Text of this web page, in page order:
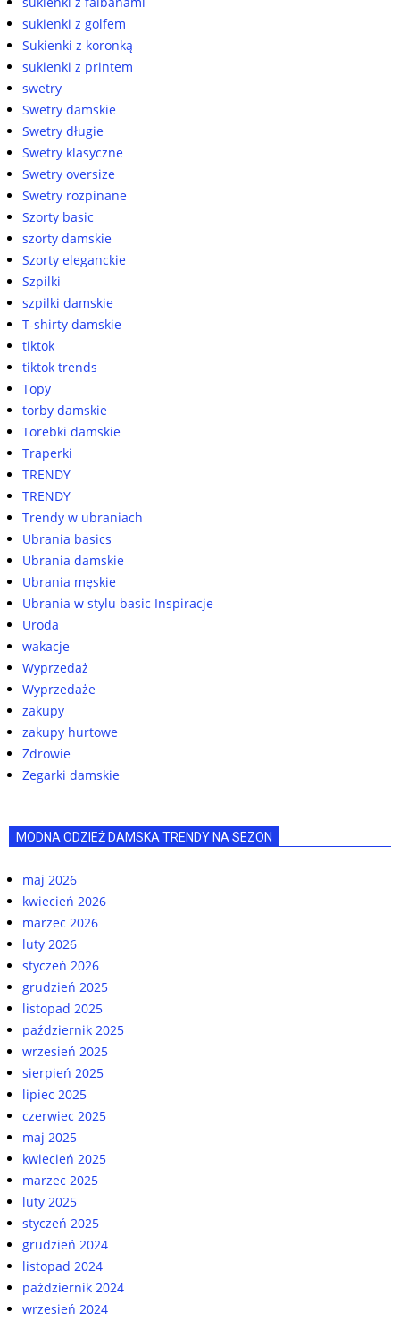
sukienki z golfem
Sukienki z koronką
sukienki z printem
swetry
Swetry damskie
Swetry długie
Swetry klasyczne
Swetry oversize
Swetry rozpinane
Szorty basic
szorty damskie
Szorty eleganckie
Szpilki
szpilki damskie
T-shirty damskie
tiktok
tiktok trends
Topy
torby damskie
Torebki damskie
Traperki
TRENDY
TRENDY
Trendy w ubraniach
Ubrania basics
Ubrania damskie
Ubrania męskie
Ubrania w stylu basic Inspiracje
Uroda
wakacje
Wyprzedaż
Wyprzedaże
zakupy
zakupy hurtowe
Zdrowie
Zegarki damskie
MODNA ODZIEŻ DAMSKA TRENDY NA SEZON
maj 2026
kwiecień 2026
marzec 2026
luty 2026
styczeń 2026
grudzień 2025
listopad 2025
październik 2025
wrzesień 2025
sierpień 2025
lipiec 2025
czerwiec 2025
maj 2025
kwiecień 2025
marzec 2025
luty 2025
styczeń 2025
grudzień 2024
listopad 2024
październik 2024
wrzesień 2024